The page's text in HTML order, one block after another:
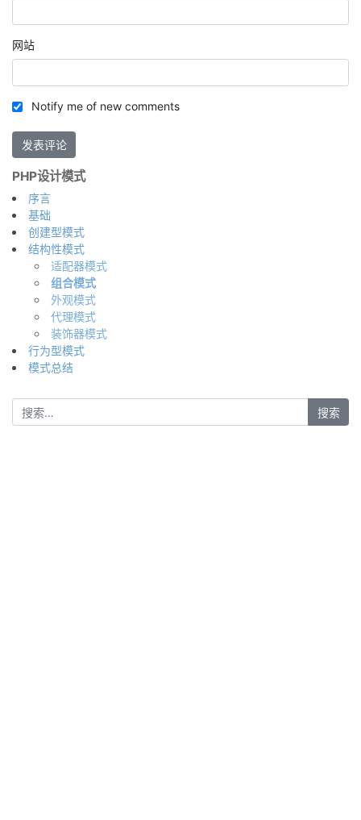
网站
Notify me of new comments
PHP设计模式
序言
基础
创建型模式
结构性模式
适配器模式
组合模式
外观模式
代理模式
装饰器模式
行为型模式
模式总结